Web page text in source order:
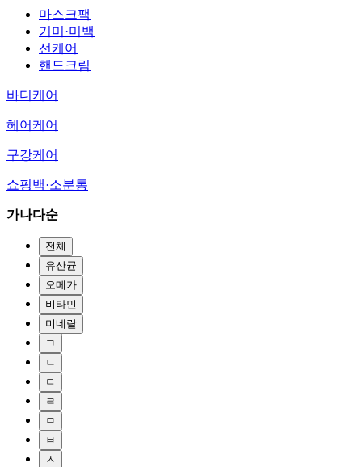
마스크팩
기미·미백
선케어
핸드크림
바디케어
헤어케어
구강케어
쇼핑백·소분통
가나다순
전체
유산균
오메가
비타민
미네랄
ㄱ
ㄴ
ㄷ
ㄹ
ㅁ
ㅂ
ㅅ